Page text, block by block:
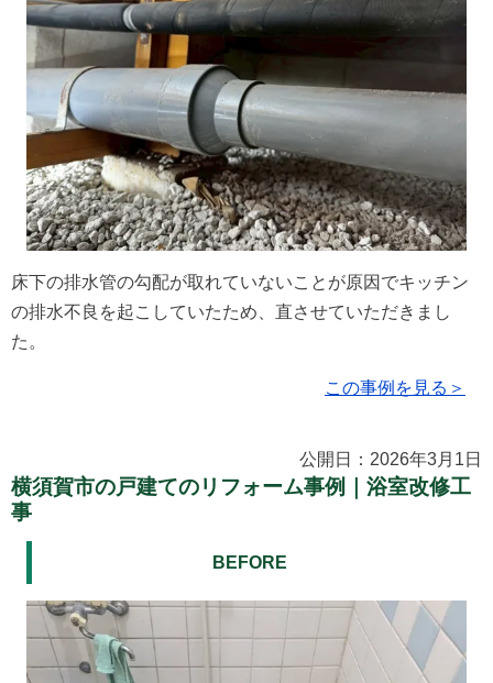
床下の排水管の勾配が取れていないことが原因でキッチン
の排水不良を起こしていたため、直させていただきまし
た。
この事例を見る＞
公開日：2026年3月1日
横須賀市の戸建てのリフォーム事例｜浴室改修工
事
BEFORE